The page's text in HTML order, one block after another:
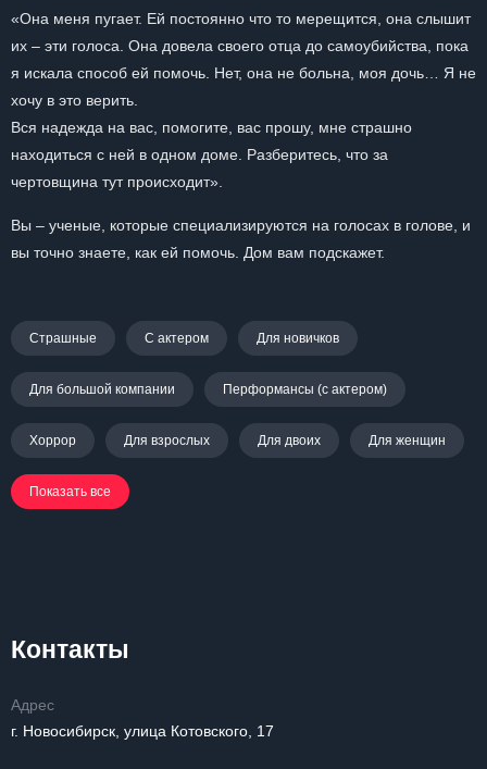
«Она меня пугает. Ей постоянно что то мерещится, она слышит
их – эти голоса. Она довела своего отца до самоубийства, пока
я искала способ ей помочь. Нет, она не больна, моя дочь… Я не
хочу в это верить.
Вся надежда на вас, помогите, вас прошу, мне страшно
находиться с ней в одном доме. Разберитесь, что за
чертовщина тут происходит».
Вы – ученые, которые специализируются на голосах в голове, и
вы точно знаете, как ей помочь. Дом вам подскажет.
Страшные С актером Для новичков
Для большой компании Перформансы (с актером)
Хоррор Для взрослых Для двоих Для женщин
Показать все
Контакты
Адрес
г. Новосибирск, улица Котовского, 17